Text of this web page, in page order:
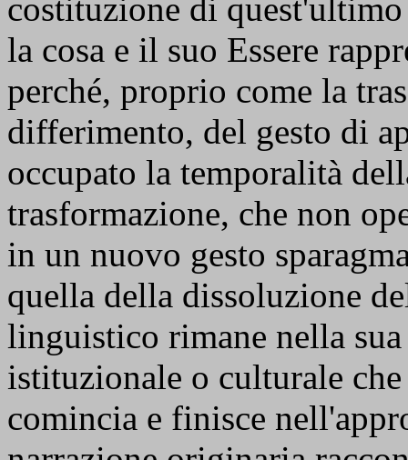
costituzione di
la cosa e il suo Essere
perché, proprio come la
differimento, del gesto di
occupato la temporalità
trasformazione, che non
in un nuovo gesto
quella della dissoluzione
linguistico rimane nella
istituzionale o culturale
comincia e finisce